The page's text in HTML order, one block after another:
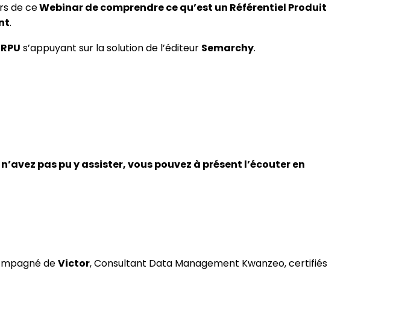
de ceWebinar de comprendre ce qu’est un Référentiel Produit
.
s’appuyant sur la solution de l’éditeur Semarchy.
pas pu y assister, vous pouvez à présent l’écouter en
deVictor, Consultant Data Management Kwanzeo, certifiés